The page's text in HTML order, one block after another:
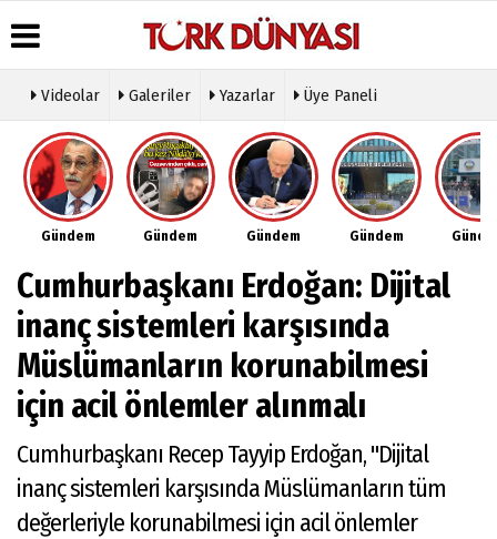
Üye Paneli
Haber
Arşivi
Gazete
Arşivi
Günün
Haberleri
Hava
Durumu
Gazete
Manşetleri
Anketler
Biyografiler
Köşe
Yazarları
Video
Galeri
Foto
Etkinlikler
Künye
İletişim
Çerez
Politikası
İlkeleri
Videolar Galeriler Yazarlar Üye Paneli
Gündem Gündem Gündem Gündem
Cumhurbaşkanı Erdoğan: Dijital
inanç sistemleri karşısında
Müslümanların korunabilmesi
için acil önlemler alınmalı
Cumhurbaşkanı Recep Tayyip Erdoğan, "Dijital
inanç sistemleri karşısında Müslümanların tüm
değerleriyle korunabilmesi için acil önlemler